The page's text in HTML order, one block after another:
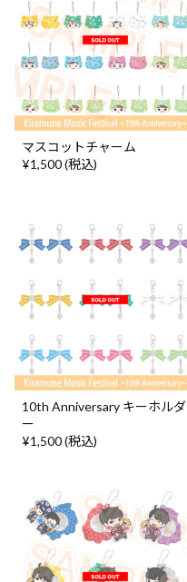
マスコットチャーム
¥1,500 (税込)
10th Anniversary キーホルダ
ー
¥1,500 (税込)